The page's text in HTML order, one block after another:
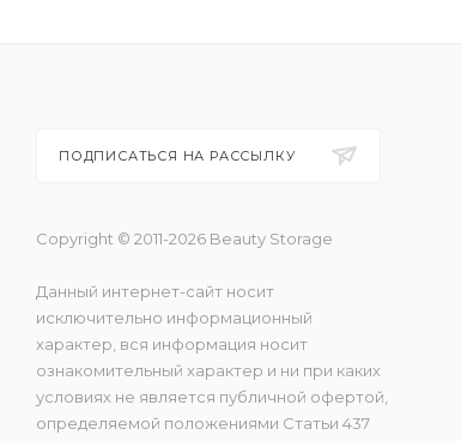
ПОДПИСАТЬСЯ НА РАССЫЛКУ
Copyright © 2011-2026 Beauty Storage
Данный интернет-сайт носит
исключительно информационный
характер, вся информация носит
ознакомительный характер и ни при каких
условиях не является публичной офертой,
определяемой положениями Статьи 437